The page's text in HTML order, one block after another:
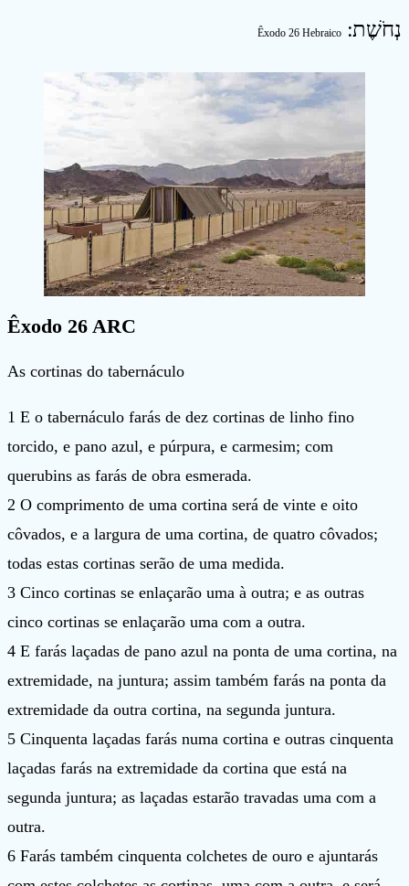
נְחֹשֶׁת ׃ Êxodo 26 Hebraico
Êxodo 26 ARC
As cortinas do tabernáculo
1 E o tabernáculo farás de dez cortinas de linho fino
torcido, e pano azul, e púrpura, e carmesim; com
querubins as farás de obra esmerada.
2 O comprimento de uma cortina será de vinte e oito
côvados, e a largura de uma cortina, de quatro côvados;
todas estas cortinas serão de uma medida.
3 Cinco cortinas se enlaçarão uma à outra; e as outras
cinco cortinas se enlaçarão uma com a outra.
4 E farás laçadas de pano azul na ponta de uma cortina, na
extremidade, na juntura; assim também farás na ponta da
extremidade da outra cortina, na segunda juntura.
5 Cinquenta laçadas farás numa cortina e outras cinquenta
laçadas farás na extremidade da cortina que está na
segunda juntura; as laçadas estarão travadas uma com a
outra.
6 Farás também cinquenta colchetes de ouro e ajuntarás